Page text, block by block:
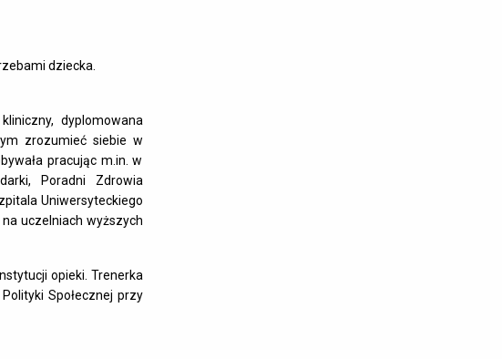
dziecka.
dyplomowana
zrozumieć siebie w
pracując m.in. w
Poradni Zdrowia
Uniwersyteckiego
uczelniach wyższych
opieki. Trenerka
Społecznej przy